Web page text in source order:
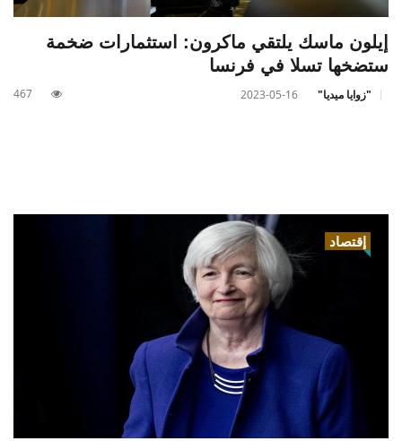
إيلون ماسك يلتقي ماكرون: استثمارات ضخمة
ستضخها تسلا في فرنسا
"زوايا ميديا" 2023-05-16
467
إقتصاد